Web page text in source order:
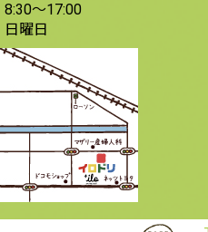
8:30〜17:00
日曜日